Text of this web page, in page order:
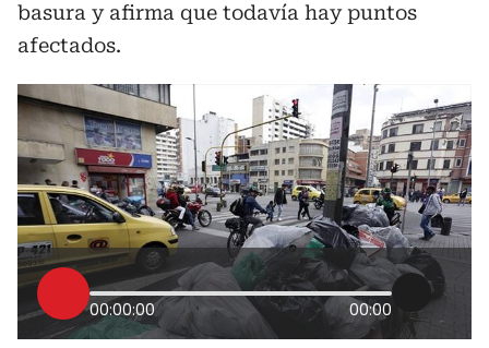
basura y afirma que todavía hay puntos
afectados.
00:00:00 00:00